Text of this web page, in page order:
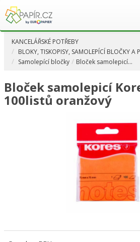
KANCELÁŘSKÉ POTŘEBY
BLOKY, TISKOPISY, SAMOLEPÍCÍ BLOČKY A
Samolepící bločky
Bloček samolepicí…
Bloček samolepicí
100listů oranžový